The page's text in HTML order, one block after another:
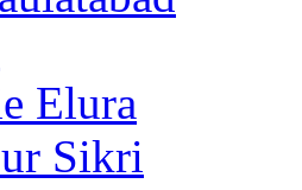
Elura
Sikri